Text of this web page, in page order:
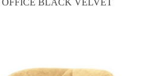
OFFICE BLACK VELVET